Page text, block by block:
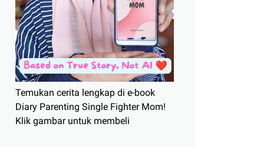
Temukan cerita lengkap di e-book
Diary Parenting Single Fighter Mom!
Klik gambar untuk membeli